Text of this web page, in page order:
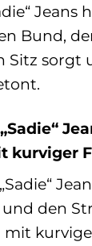
Jeans
Bund,
Sitz sorgt
kurviger
den
mit